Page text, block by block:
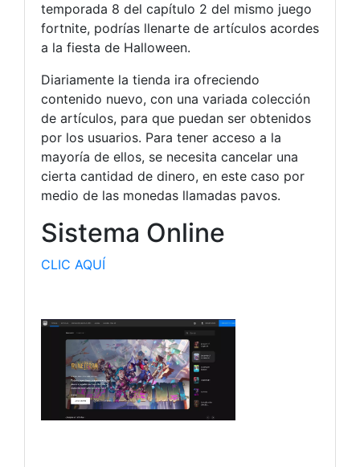
temporada 8 del capítulo 2 del mismo juego
fortnite, podrías llenarte de artículos acordes
a la fiesta de Halloween.
Diariamente la tienda ira ofreciendo
contenido nuevo, con una variada colección
de artículos, para que puedan ser obtenidos
por los usuarios. Para tener acceso a la
mayoría de ellos, se necesita cancelar una
cierta cantidad de dinero, en este caso por
medio de las monedas llamadas pavos.
Sistema Online
CLIC AQUÍ